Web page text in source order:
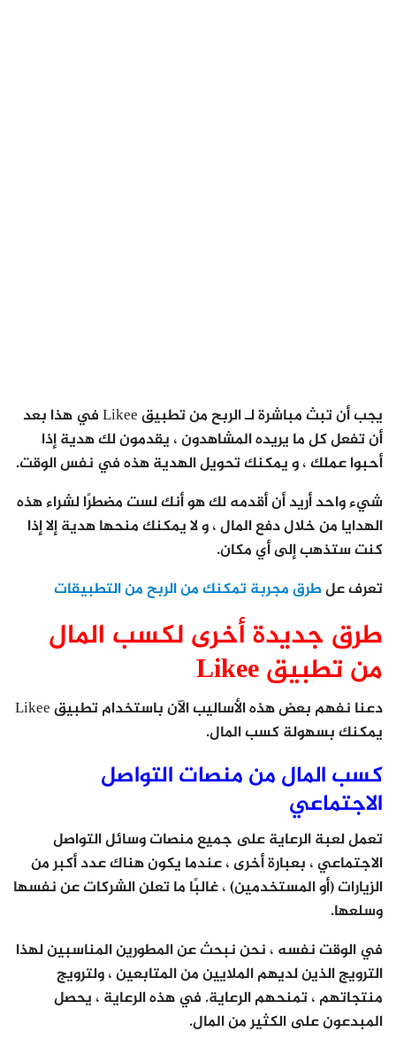
يجب أن تبث مباشرة لـ الربح من تطبيق Likee في هذا بعد
أن تفعل كل ما يريده المشاهدون ، يقدمون لك هدية إذا
أحبوا عملك ، و يمكنك تحويل الهدية هذه في نفس الوقت.
شيء واحد أريد أن أقدمه لك هو أنك لست مضطرًا لشراء هذه
الهدايا من خلال دفع المال ، و لا يمكنك منحها هدية إلا إذا
كنت ستذهب إلى أي مكان.
تعرف علطرق مجربة تمكنك من الربح من التطبيقات
طرق جديدة أخرى لكسب المال
من تطبيق Likee
دعنا نفهم بعض هذه الأساليب الآن باستخدام تطبيق Likee
يمكنك بسهولة كسب المال.
كسب المال من منصات التواصل
الاجتماعي
تعمل لعبة الرعاية على جميع منصات وسائل التواصل
الاجتماعي ، بعبارة أخرى ، عندما يكون هناك عدد أكبر من
الزيارات (أو المستخدمين) ، غالبًا ما تعلن الشركات عن نفسها
وسلعها.
في الوقت نفسه ، نحن نبحث عن المطورين المناسبين لهذا
الترويج الذين لديهم الملايين من المتابعين ، ولترويج
منتجاتهم ، تمنحهم الرعاية. في هذه الرعاية ، يحصل
المبدعون على الكثير من المال.